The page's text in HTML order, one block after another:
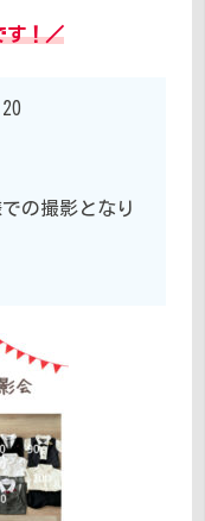
す！／
の撮影となり